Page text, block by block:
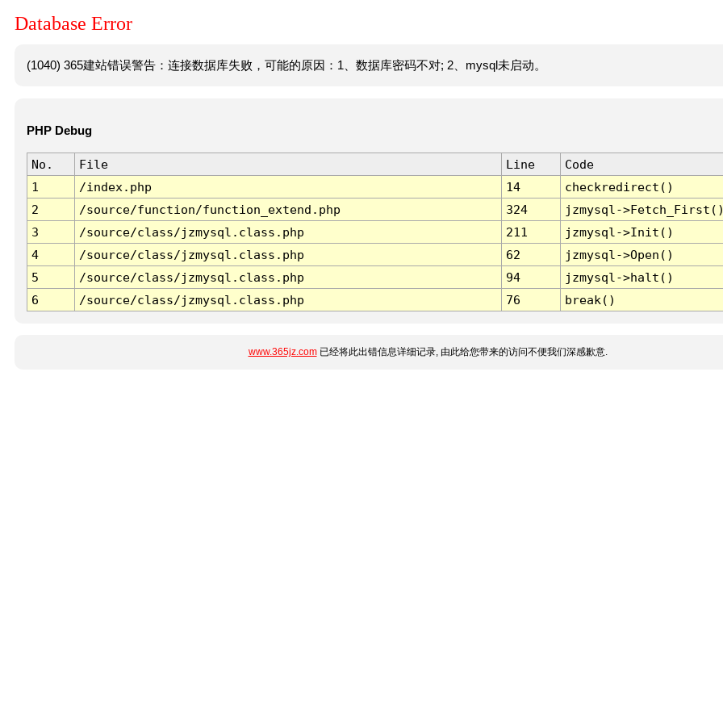
Database Error
(1040) 365建站错误警告：连接数据库失败，可能的原因：1、数据库密码不对; 2、mysql未启动。
PHP Debug
No. File Line
Code
1
/index.php 14
checkredirect()
2
/source/function/function_extend.php 324
jzmysql-
3
/source/class/jzmysql.class.php 211
jzmysql->Init()
4
/source/class/jzmysql.class.php 62
jzmysql->Open()
5
/source/class/jzmysql.class.php 94
jzmysql->halt()
6
/source/class/jzmysql.class.php 76 break()
www.365jz.com已经将此出错信息详细记录, 由此给您带来的访问不便我们深感歉意.